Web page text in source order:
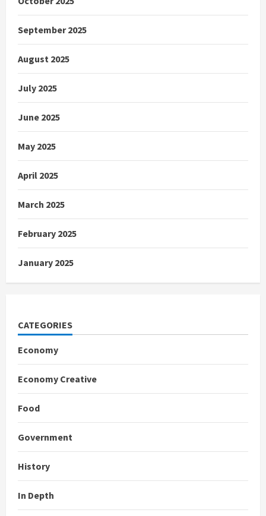
September 2025
August 2025
July 2025
June 2025
May 2025
April 2025
March 2025
February 2025
January 2025
CATEGORIES
Economy
Economy Creative
Food
Government
History
In Depth